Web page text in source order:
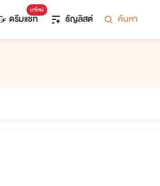
มาใหม่
ดรีมแชท ธัญลิสต์ ค้นหา